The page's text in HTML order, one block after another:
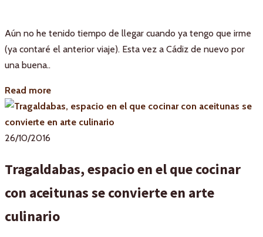
Aún no he tenido tiempo de llegar cuando ya tengo que irme
(ya contaré el anterior viaje). Esta vez a Cádiz de nuevo por
una buena..
Read more
26/10/2016
Tragaldabas, espacio en el que cocinar
con aceitunas se convierte en arte
culinario